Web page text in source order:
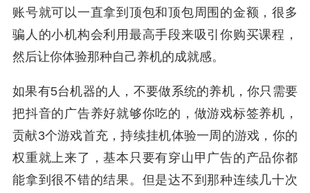
账号就可以一直拿到顶包和顶包周围的金额，很多
骗人的小机构会利用最高手段来吸引你购买课程，
然后让你体验那种自己养机的成就感。
如果有5台机器的人，不要做系统的养机，你只需要
把抖音的广告养好就够你吃的，做游戏标签养机，
贡献3个游戏首充，持续挂机体验一周的游戏，你的
权重就上来了，基本只要有穿山甲广告的产品你都
能拿到很不错的结果。但是达不到那种连续几十次